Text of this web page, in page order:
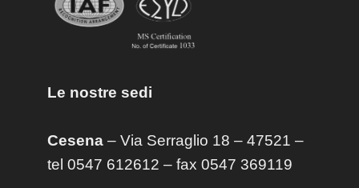
Le nostre sedi
Cesena– Via Serraglio 18 – 47521 –
tel 0547 612612 – fax 0547 369119